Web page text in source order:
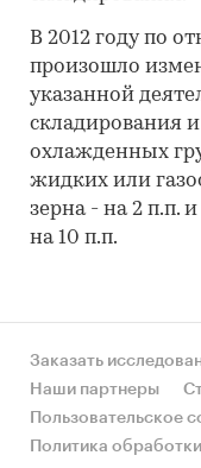
В 2012 году по
произошло
указанной
складирования
охлажденных
жидких или
зерна - на 2 п.п.
на 10 п.п.
Заказать
Наши партнеры
Пользовательское
Политика